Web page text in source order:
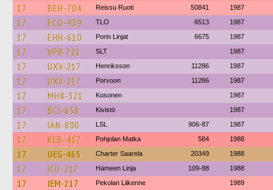
17 BEH-704 Reissu Ruoti 50841 1987
17 ECO-939 TLO 6513 1987
17 EHH-610 Porin Linjat 6675 1987
17 VPR-721 SLT 1987
17 UXV-217 Henriksson 11286 1987
17 UXV-217 Porvoon 11286 1987
17 MHX-321 Kosonen 1987
17 BCJ-638 Kivistö 1987
17 IAN-800 LSL 906-87 1987
17 KLB-417 Pohjolan Matka 584 1988
17 UEG-465 Charter Saarela 20349 1988
17 ICU-217 Hämeen Linja 109-88 1988
17 IEM-217 Pekolan Liikenne 1989